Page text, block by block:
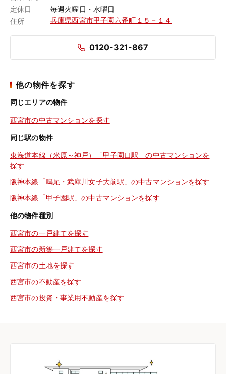
定休日
毎週火曜日・水曜日
住所
兵庫県西宮市甲子園六番町１５－１４
0120-321-867
他の物件を探す
同じエリアの物件
西宮市の中古マンションを探す
同じ駅の物件
東海道本線（米原～神戸）「甲子園口駅」の中古マンションを
探す
阪神本線「鳴尾・武庫川女子大前駅」の中古マンションを探す
阪神本線「甲子園駅」の中古マンションを探す
他の物件種別
西宮市の一戸建てを探す
西宮市の新築一戸建てを探す
西宮市の土地を探す
西宮市の不動産を探す
西宮市の投資・事業用不動産を探す